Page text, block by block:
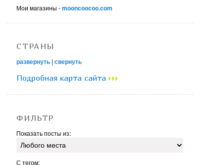
Мои магазины -mooncoocoo.com
СТРАНЫ
развернуть |свернуть
Подробная карта сайта
ФИЛЬТР
Показать посты из:
С тегом: